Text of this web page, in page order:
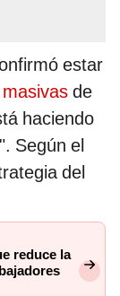
estar
de
haciendo
Según el
del
reduce la